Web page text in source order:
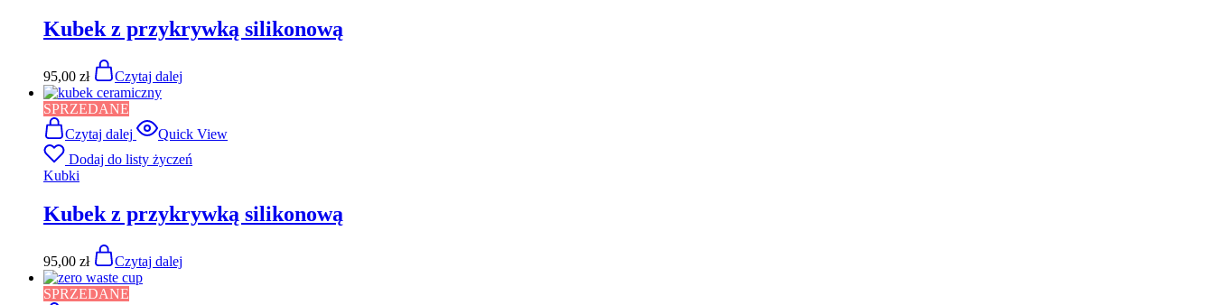
Kubek z przykrywką silikonową
95,00 zł Czytaj dalej
SPRZEDANE
Czytaj dalej
Quick View
Dodaj do listy życzeń
Kubki
Kubek z przykrywką silikonową
95,00 zł Czytaj dalej
SPRZEDANE